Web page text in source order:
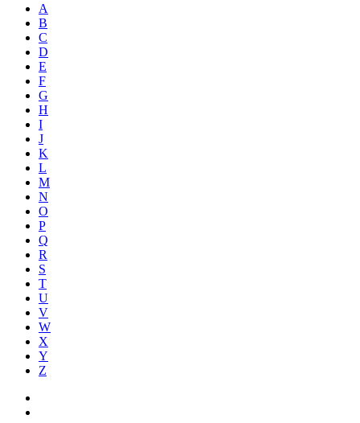
A
B
C
D
E
F
G
H
I
J
K
L
M
N
O
P
Q
R
S
T
U
V
W
X
Y
Z